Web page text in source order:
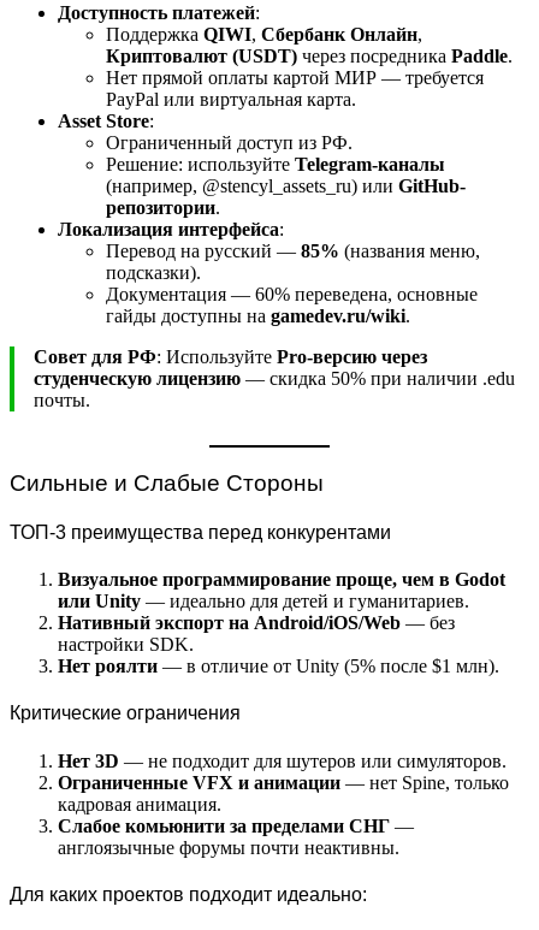
Доступность платежей:
Поддержка QIWI, Сбербанк Онлайн,
Криптовалют (USDT) через посредника Paddle.
Нет прямой оплаты картой МИР — требуется
PayPal или виртуальная карта.
Asset Store:
Ограниченный доступ из РФ.
Решение: используйте Telegram-каналы
(например, @stencyl_assets_ru) или GitHub-
репозитории.
Локализация интерфейса:
Перевод на русский — 85% (названия меню,
подсказки).
Документация — 60% переведена, основные
гайды доступны на gamedev.ru/wiki.
Совет для РФ: Используйте Pro-версию через
студенческую лицензию — скидка 50% при наличии .edu
почты.
Сильные и Слабые Стороны
ТОП-3 преимущества перед конкурентами
Визуальное программирование проще, чем в Godot
или Unity — идеально для детей и гуманитариев.
Нативный экспорт на Android/iOS/Web — без
настройки SDK.
Нет роялти — в отличие от Unity (5% после $1 млн).
Критические ограничения
Нет 3D — не подходит для шутеров или симуляторов.
Ограниченные VFX и анимации — нет Spine, только
кадровая анимация.
Слабое комьюнити за пределами СНГ —
англоязычные форумы почти неактивны.
Для каких проектов подходит идеально: